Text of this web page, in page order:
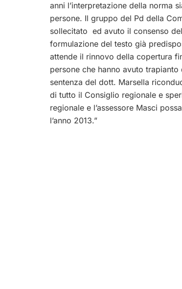
anni l’interpretazione della norma
persone. Il gruppo del Pd della
sollecitato ed avuto il consenso
formulazione del testo già
attende il rinnovo della copertura
persone che hanno avuto
sentenza del dott. Marsella
di tutto il Consiglio regionale e
regionale e l’assessore Masci
l’anno 2013.”